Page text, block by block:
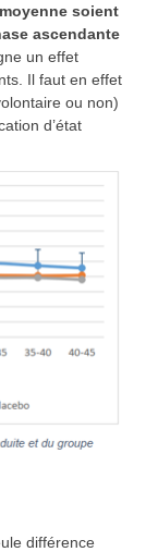
soient
ascendante
un effet
Il faut en effet
ou non)
d’état
différence